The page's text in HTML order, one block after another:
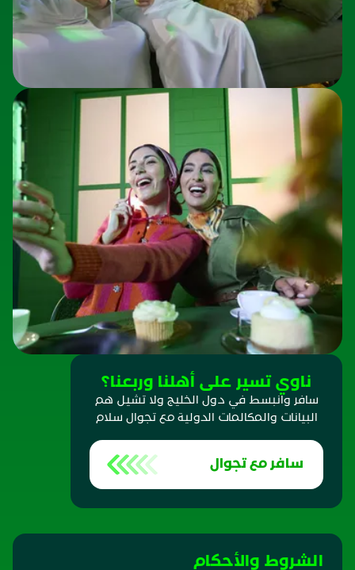
ناوي تسير على أهلنا وربعنا؟
سافر وانبسط في دول الخليج ولا تشيل هم
البيانات والمكالمات الدولية مع تجوال سلام
سافر مع تجوال
الشروط والأحكام